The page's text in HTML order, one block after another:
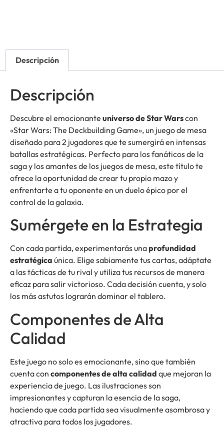
Descripción
Descripción
Descubre el emocionante universo de Star Warscon
«Star Wars: The Deckbuilding Game», un juego de mesa
diseñado para 2 jugadores que te sumergirá en intensas
batallas estratégicas. Perfecto para los fanáticos de la
saga y los amantes de los juegos de mesa, este título te
ofrece la oportunidad de crear tu propio mazo y
enfrentarte a tu oponente en un duelo épico por el
control de la galaxia.
Sumérgete en la Estrategia
Con cada partida, experimentarás unaprofundidad
estratégica única. Elige sabiamente tus cartas, adáptate
a las tácticas de tu rival y utiliza tus recursos de manera
eficaz para salir victorioso. Cada decisión cuenta, y solo
los más astutos lograrán dominar el tablero.
Componentes de Alta
Calidad
Este juego no solo es emocionante, sino que también
cuenta con componentes de alta calidad que mejoran la
experiencia de juego. Las ilustraciones son
impresionantes y capturan la esencia de la saga,
haciendo que cada partida sea visualmente asombrosa y
atractiva para todos los jugadores.